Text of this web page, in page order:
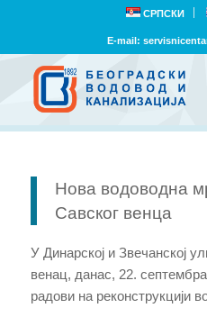
СРПСКИ
E-mail:
Нова водоводна
Савског венца
У Динарској и Звечанској
венац, данас, 22.
радови на реконструкцији